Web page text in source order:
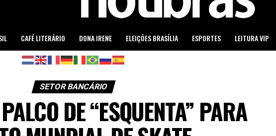
CAFÉ LITERÁRIO DONA IRENE ELEIÇÕES BRASÍLIA ESPORTES LEITURA VIP
SETOR BANCÁRIO
DE “ESQUENTA” PARA